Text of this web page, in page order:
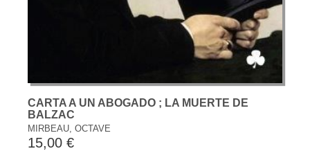
CARTA A UN ABOGADO ; LA MUERTE DE
BALZAC
MIRBEAU, OCTAVE
15,00 €